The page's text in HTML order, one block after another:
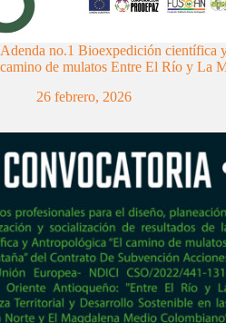
Adenda no.1 Bioexpedición científica
camino de mulatos Entre El Río y La
26 febrero, 2026